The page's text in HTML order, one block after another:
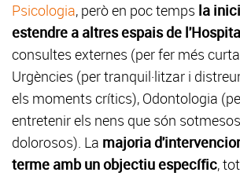
Psicologia, però en poc temps la
estendre a altres espais de
consultes externes (per fer més
Urgències (per tranquil·litzar i
els moments crítics), Odontologia
entretenir els nens que són
dolorosos). La majoria
terme amb un objectiu específic,